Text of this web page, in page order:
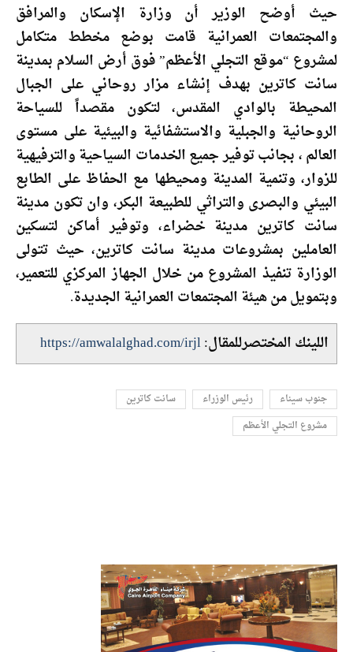
حيث أوضح الوزير أن وزارة الإسكان والمرافق
والمجتمعات العمرانية قامت بوضع مخطط متكامل
لمشروع “موقع التجلي الأعظم” فوق أرض السلام بمدينة
سانت كاترين بهدف إنشاء مزار روحاني على الجبال
المحيطة بالوادي المقدس، لتكون مقصداً للسياحة
الروحانية والجبلية والاستشفائية والبيئية على مستوى
العالم ، بجانب توفير جميع الخدمات السياحية والترفيهية
للزوار، وتنمية المدينة ومحيطها مع الحفاظ على الطابع
البيئي والبصرى والتراثي للطبيعة البكر، وان تكون مدينة
سانت كاترين مدينة خضراء، وتوفير أماكن لتسكين
العاملين بمشروعات مدينة سانت كاترين، حيث تتولى
الوزارة تنفيذ المشروع من خلال الجهاز المركزي للتعمير،
وبتمويل من هيئة المجتمعات العمرانية الجديدة.
اللينك المختصرللمقال:https://amwalalghad.com/irjl
جنوب سيناء رئيس الوزراء
سانت كاترين
مشروع التجلي الأعظم